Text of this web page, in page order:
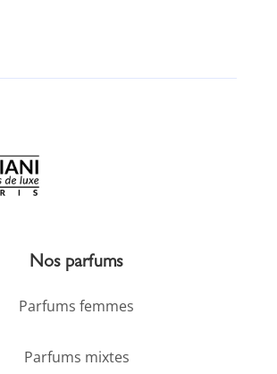
Nos parfums
Parfums femmes
Parfums mixtes